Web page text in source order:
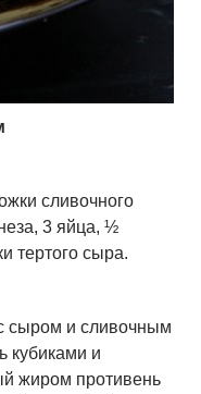
сливочного
3 яйца, ½
тертого сыра.
сыром и сливочным
кубиками и
жиром противень